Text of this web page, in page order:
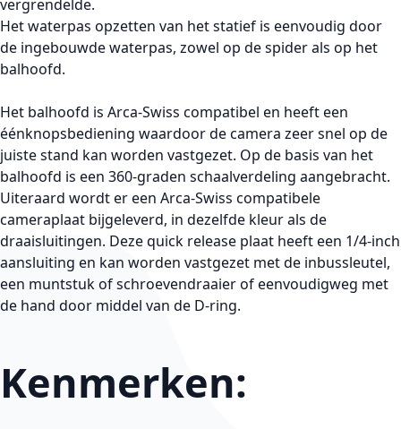
vergrendelde.
Het waterpas opzetten van het statief is eenvoudig door
de ingebouwde waterpas, zowel op de spider als op het
balhoofd.
Het balhoofd is Arca-Swiss compatibel en heeft een
éénknopsbediening waardoor de camera zeer snel op de
juiste stand kan worden vastgezet. Op de basis van het
balhoofd is een 360-graden schaalverdeling aangebracht.
Uiteraard wordt er een Arca-Swiss compatibele
cameraplaat bijgeleverd, in dezelfde kleur als de
draaisluitingen. Deze quick release plaat heeft een 1/4-inch
aansluiting en kan worden vastgezet met de inbussleutel,
een muntstuk of schroevendraaier of eenvoudigweg met
de hand door middel van de D-ring.
Kenmerken: